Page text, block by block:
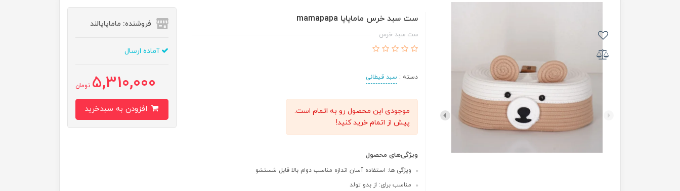
ست سبد خرس ماماپاپا mamapapa
ست سبد خرس
دسته : سبد قیطانی
موجودی این محصول رو به اتمام است.
پیش از اتمام خرید کنید!
ویژگی‌های محصول
ویژگی ها: استفاده آسان اندازه مناسب دوام بالا قابل شستشو
مناسب برای: از بدو تولد
فروشنده: ماماپاپالند
آماده ارسال
5,310,000 تومان